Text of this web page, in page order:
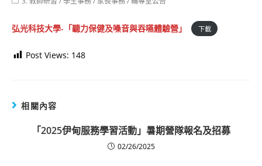
弘光科技大學-「聽力保健及嗓音與吞嚥體驗營」 下載
Post Views: 148
相關內容
「2025伊甸服務學習活動」暑期營隊報名及招募
02/26/2025